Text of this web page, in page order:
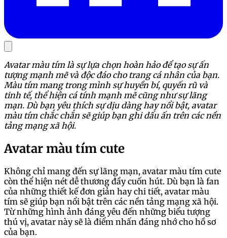
Avatar màu tím là sự lựa chọn hoàn hảo để tạo sự ấn
tượng mạnh mẽ và độc đáo cho trang cá nhân của bạn.
Màu tím mang trong mình sự huyền bí, quyến rũ và
tinh tế, thể hiện cá tính mạnh mẽ cũng như sự lãng
mạn. Dù bạn yêu thích sự dịu dàng hay nổi bật, avatar
màu tím chắc chắn sẽ giúp bạn ghi dấu ấn trên các nền
tảng mạng xã hội.
Avatar màu tím cute
Không chỉ mang đến sự lãng mạn, avatar màu tím cute
còn thể hiện nét dễ thương đầy cuốn hút. Dù bạn là fan
của những thiết kế đơn giản hay chi tiết, avatar màu
tím sẽ giúp bạn nổi bật trên các nền tảng mạng xã hội.
Từ những hình ảnh đáng yêu đến những biểu tượng
thú vị, avatar này sẽ là điểm nhấn đáng nhớ cho hồ sơ
của bạn.